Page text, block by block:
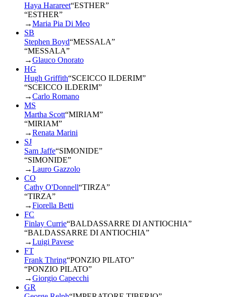
Haya Harareet“ESTHER”
“ESTHER”
→Maria Pia Di Meo
SB
Stephen Boyd“MESSALA”
“MESSALA”
→Glauco Onorato
HG
Hugh Griffith“SCEICCO ILDERIM”
“SCEICCO ILDERIM”
→Carlo Romano
MS
Martha Scott“MIRIAM”
“MIRIAM”
→Renata Marini
SJ
Sam Jaffe“SIMONIDE”
“SIMONIDE”
→Lauro Gazzolo
CO
Cathy O'Donnell“TIRZA”
“TIRZA”
→Fiorella Betti
FC
Finlay Currie“BALDASSARRE DI ANTIOCHIA”
“BALDASSARRE DI ANTIOCHIA”
→Luigi Pavese
FT
Frank Thring“PONZIO PILATO”
“PONZIO PILATO”
→Giorgio Capecchi
GR